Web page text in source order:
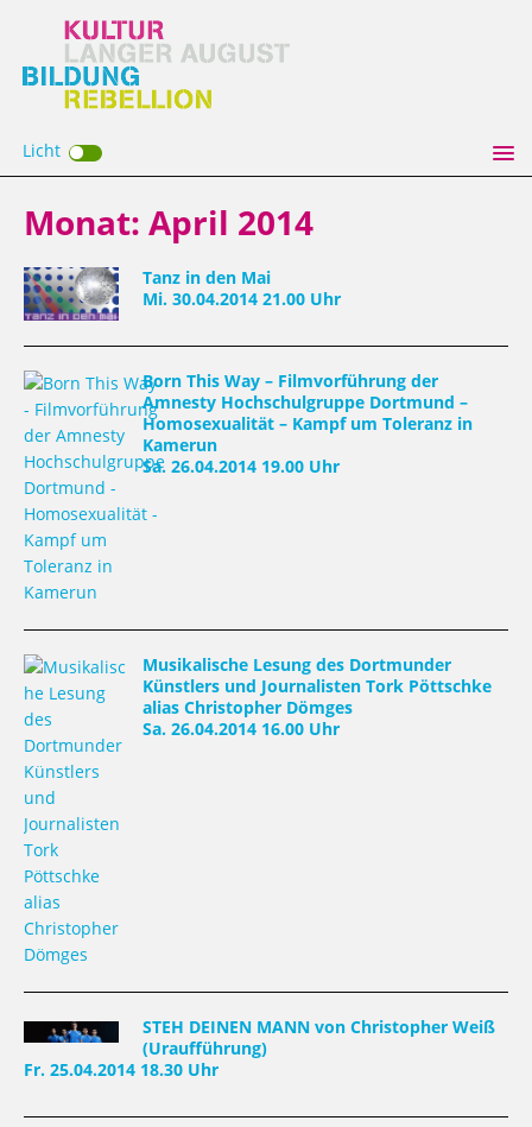
Licht
Monat: April 2014
Tanz in den Mai
Mi. 30.04.2014 21.00 Uhr
Born This Way – Filmvorführung der
Amnesty Hochschulgruppe Dortmund –
Homosexualität – Kampf um Toleranz in
Kamerun
Sa. 26.04.2014 19.00 Uhr
Musikalische Lesung des Dortmunder
Künstlers und Journalisten Tork Pöttschke
alias Christopher Dömges
Sa. 26.04.2014 16.00 Uhr
STEH DEINEN MANN von Christopher Weiß
(Uraufführung)
Fr. 25.04.2014 18.30 Uhr